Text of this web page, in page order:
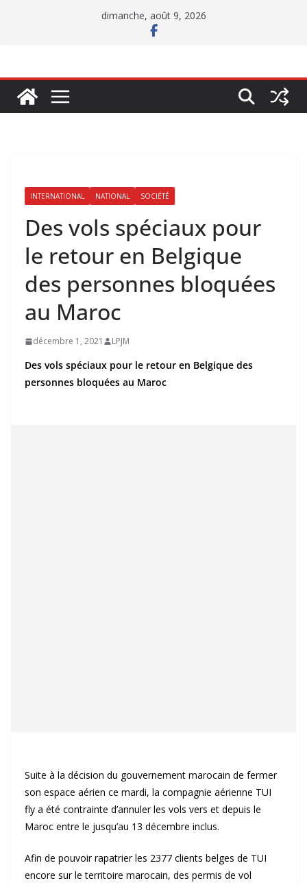
dimanche, août 9, 2026
INTERNATIONAL NATIONAL SOCIÉTÉ
Des vols spéciaux pour
le retour en Belgique
des personnes bloquées
au Maroc
décembre 1, 2021 LPJM
Des vols spéciaux pour le retour en Belgique des
personnes bloquées au Maroc
Suite à la décision du gouvernement marocain de fermer
son espace aérien ce mardi, la compagnie aérienne TUI
fly a été contrainte d’annuler les vols vers et depuis le
Maroc entre le jusqu’au 13 décembre inclus.
Afin de pouvoir rapatrier les 2377 clients belges de TUI
encore sur le territoire marocain, des permis de vol